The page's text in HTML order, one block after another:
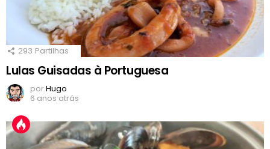
293 Partilhas
Lulas Guisadas à Portuguesa
porHugo
6 anos atrás